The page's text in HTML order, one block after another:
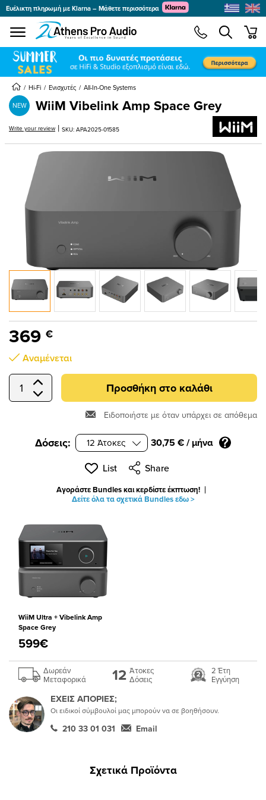
menu
Ευέλικτη πληρωμή με Klarna – Μάθετε περισσότερα
Hi-Fi Ενισχυτές
All-In-One Systems
NEW
WiiM Vibelink Amp Space Grey
Write your review | SKU: APA2025-01585
Δωρεάν
Μεταφορικά
12 Άτοκες
Δόσεις
2 Έτη
Εγγύηση
369 €
Αναμένεται
Ειδοποιήστε με όταν υπάρχει σε απόθεμα
Select Quantity Προσθήκη στο καλάθι
Δόσεις: 30,75 €/ μήνα
List Share
Αγοράστε Bundles και κερδίστε έκπτωση!
Δείτε όλα τα σχετικά Bundles εδω >
WiiM Ultra + Vibelink Amp
Space Grey
599€
ΕΧΕΙΣ ΑΠΟΡΙΕΣ;
Οι ειδικοί σύμβουλοί μας μπορούν να σε βοηθήσουν.
210 33 01 031 Email
Σχετικά Προϊόντα